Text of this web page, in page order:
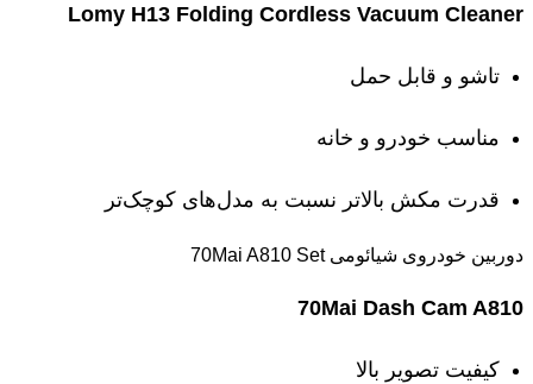
Lomy H13 Folding Cordless Vacuum Cleaner
تاشو و قابل حمل
مناسب خودرو و خانه
قدرت مکش بالاتر نسبت به مدل‌های کوچک‌تر
دوربین خودروی شیائومی 70Mai A810 Set
70Mai Dash Cam A810
کیفیت تصویر بالا